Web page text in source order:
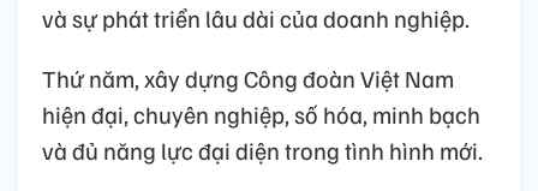
và sự phát triển lâu dài của doanh nghiệp.
Thứ năm, xây dựng Công đoàn Việt Nam
hiện đại, chuyên nghiệp, số hóa, minh bạch
và đủ năng lực đại diện trong tình hình mới.